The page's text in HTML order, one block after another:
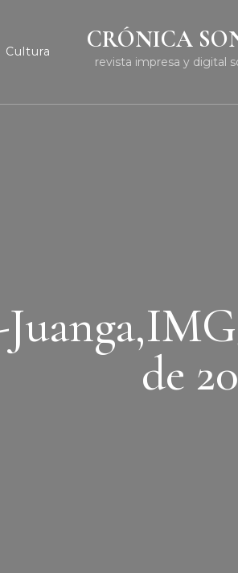
Cultura CRÓNICA
revista impresa y digital
de